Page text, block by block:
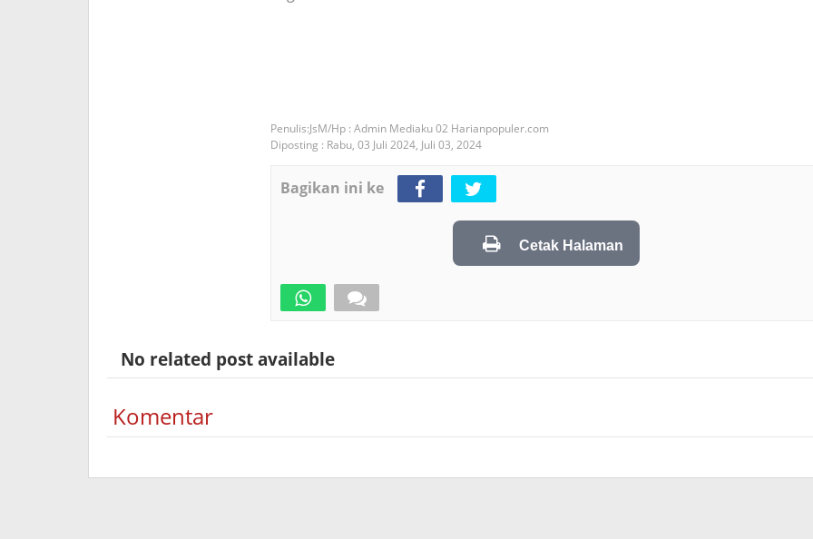
JsM/Hp : Admin Mediaku 02 Harianpopuler.com
Diposting : Rabu, 03 Juli 2024, Juli 03, 2024
Bagikan ini ke
Cetak Halaman
No related post available
Komentar